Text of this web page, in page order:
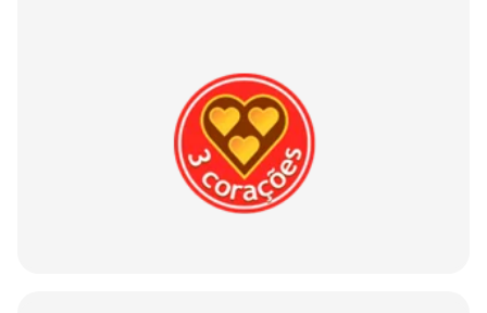
8h20 – Abertura do local de largada dos 25k
8h30 – Largada da prova dos 25k (Solo, primeiro
da dupla e quinteto).
8h30 – Abertura do lounge da prova